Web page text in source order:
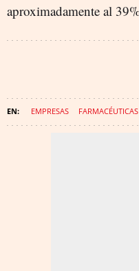
aproximadamente al
EMPRESAS FARMACÉUTICAS